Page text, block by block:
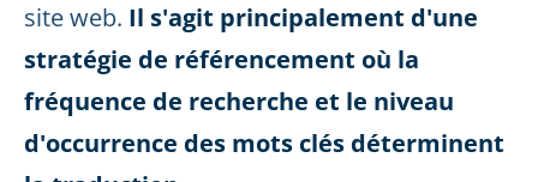
site web. Il s'agit principalement d'une
stratégie de référencement où la
fréquence de recherche et le niveau
d'occurrence des mots clés déterminent